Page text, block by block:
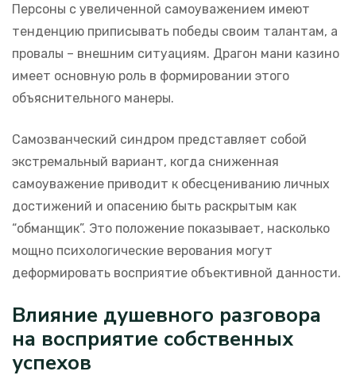
Персоны с увеличенной самоуважением имеют
тенденцию приписывать победы своим талантам, а
провалы – внешним ситуациям. Драгон мани казино
имеет основную роль в формировании этого
объяснительного манеры.
Самозванческий синдром представляет собой
экстремальный вариант, когда сниженная
самоуважение приводит к обесцениванию личных
достижений и опасению быть раскрытым как
“обманщик”. Это положение показывает, насколько
мощно психологические верования могут
деформировать восприятие объективной данности.
Влияние душевного разговора
на восприятие собственных
успехов